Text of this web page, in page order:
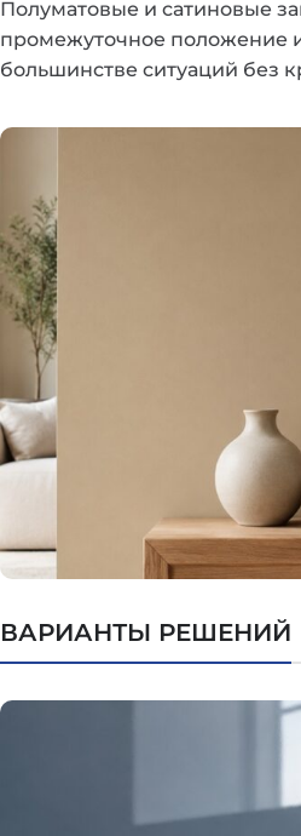
Полуматовые и сатиновые
промежуточное положение
большинстве ситуаций без
ВАРИАНТЫ РЕШЕНИЙ